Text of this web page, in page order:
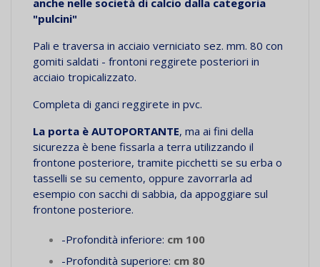
"pulcini"
Pali e traversa in acciaio verniciato sez. mm. 80 con
gomiti saldati - frontoni reggirete posteriori in
acciaio tropicalizzato.
Completa di ganci reggirete in pvc.
La porta è AUTOPORTANTE, ma ai fini della
sicurezza è bene fissarla a terra utilizzando il
frontone posteriore, tramite picchetti se su erba o
tasselli se su cemento, oppure zavorrarla ad
esempio con sacchi di sabbia, da appoggiare sul
frontone posteriore.
-Profondità inferiore: cm 100
-Profondità superiore: cm 80